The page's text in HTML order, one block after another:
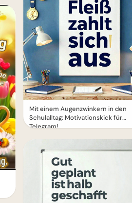
Mit einem Augenzwinkern in den
Schulalltag: Motivationskick für
Telegram!